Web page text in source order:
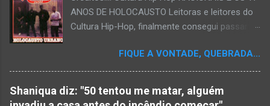
ANOS DE HOLOCAUSTO Leitoras e leitores do
Cultura Hip-Hop, finalmente consegui passar
que há muito tempo vinha maturando: uma
espécie de "ensaio-tributo" ao disco mais
importante do rap brasileiro, que completará 17
anos agora em 2008. Falo de "Holocausto
FIQUE A VONTADE, QUEBRADA...
Shaniqua diz: "50 tentou me matar, alguém